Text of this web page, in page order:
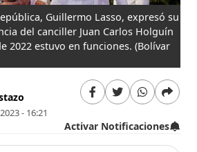
Guillermo Lasso, expresó su
del canciller Juan Carlos Holguín
2022 estuvo en funciones. (Bolívar
- 16:21
Activar Notificaciones